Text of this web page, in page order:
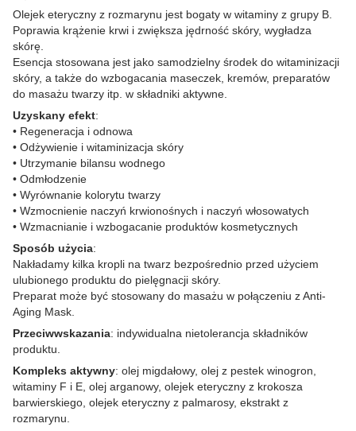
Olejek eteryczny z rozmarynu jest bogaty w witaminy z grupy B.
Poprawia krążenie krwi i zwiększa jędrność skóry, wygładza
skórę.
Esencja stosowana jest jako samodzielny środek do witaminizacji
skóry, a także do wzbogacania maseczek, kremów, preparatów
do masażu twarzy itp. w składniki aktywne.
Uzyskany efekt:
• Regeneracja i odnowa
• Odżywienie i witaminizacja skóry
• Utrzymanie bilansu wodnego
• Odmłodzenie
• Wyrównanie kolorytu twarzy
• Wzmocnienie naczyń krwionośnych i naczyń włosowatych
• Wzmacnianie i wzbogacanie produktów kosmetycznych
Sposób użycia:
Nakładamy kilka kropli na twarz bezpośrednio przed użyciem
ulubionego produktu do pielęgnacji skóry.
Preparat może być stosowany do masażu w połączeniu z Anti-
Aging Mask.
Przeciwwskazania: indywidualna nietolerancja składników
produktu.
Kompleks aktywny: olej migdałowy, olej z pestek winogron,
witaminy F i E, olej arganowy, olejek eteryczny z krokosza
barwierskiego, olejek eteryczny z palmarosy, ekstrakt z
rozmarynu.